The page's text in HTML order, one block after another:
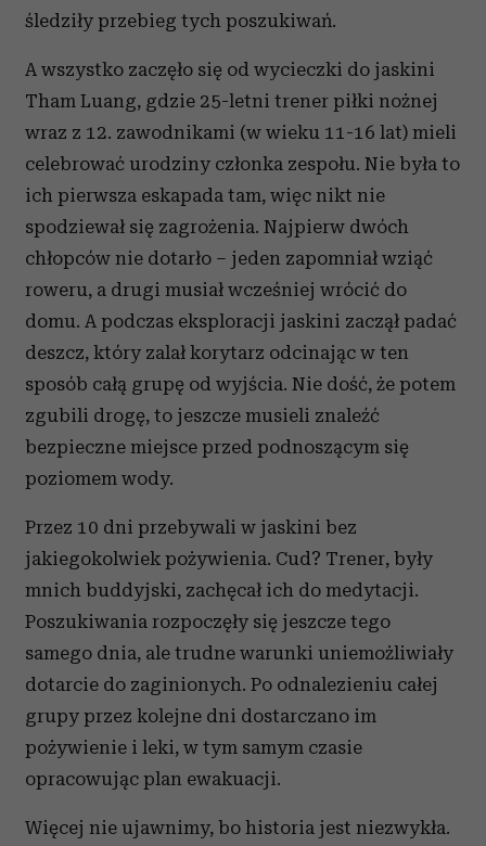
śledziły przebieg tych poszukiwań.
A wszystko zaczęło się od wycieczki do jaskini
Tham Luang, gdzie 25-letni trener piłki nożnej
wraz z 12. zawodnikami (w wieku 11-16 lat) mieli
celebrować urodziny członka zespołu. Nie była to
ich pierwsza eskapada tam, więc nikt nie
spodziewał się zagrożenia. Najpierw dwóch
chłopców nie dotarło – jeden zapomniał wziąć
roweru, a drugi musiał wcześniej wrócić do
domu. A podczas eksploracji jaskini zaczął padać
deszcz, który zalał korytarz odcinając w ten
sposób całą grupę od wyjścia. Nie dość, że potem
zgubili drogę, to jeszcze musieli znaleźć
bezpieczne miejsce przed podnoszącym się
poziomem wody.
Przez 10 dni przebywali w jaskini bez
jakiegokolwiek pożywienia. Cud? Trener, były
mnich buddyjski, zachęcał ich do medytacji.
Poszukiwania rozpoczęły się jeszcze tego
samego dnia, ale trudne warunki uniemożliwiały
dotarcie do zaginionych. Po odnalezieniu całej
grupy przez kolejne dni dostarczano im
pożywienie i leki, w tym samym czasie
opracowując plan ewakuacji.
Więcej nie ujawnimy, bo historia jest niezwykła.